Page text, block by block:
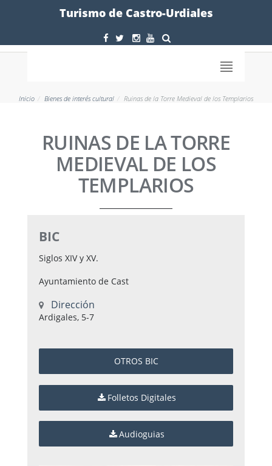
FormularioTurismo de Castro-Urdiales
Inicio Bienes de interés cultural Ruinas de la Torre Medieval de los Templarios
RUINAS DE LA TORRE
MEDIEVAL DE LOS
TEMPLARIOS
BIC
Siglos XIV y XV.
Ayuntamiento de Cast
Dirección
Ardigales, 5-7
OTROS BIC
Folletos Digitales
Audioguias